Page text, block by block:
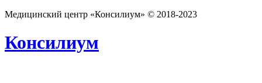
Медицинский центр «Консилиум» © 2018-2023
Консилиум